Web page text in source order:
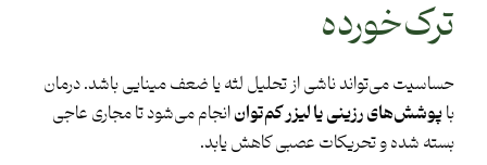
ترک‌خورده
حساسیت می‌تواند ناشی از تحلیل لثه یا ضعف مینایی باشد. درمان
باپوشش‌های رزینی یا لیزر کم‌توانانجام می‌شود تا مجاری عاجی
بسته شده و تحریکات عصبی کاهش یابد.